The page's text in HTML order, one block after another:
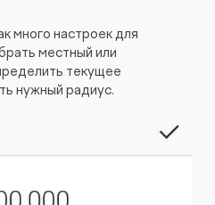
много настроек для
местный или
текущее
нужный радиус.